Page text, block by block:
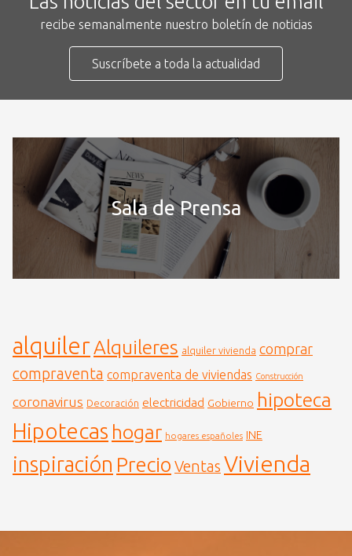
recibe semanalmente nuestro boletín de noticias
Suscríbete a toda la actualidad
Sala de Prensa
alquilerAlquileres alquiler vivienda comprar
compraventa compraventa de viviendas Construcción
coronavirus Decoración electricidad Gobierno hipoteca
Hipotecas hogar hogares españoles INE
inspiración Precio Ventas Vivienda